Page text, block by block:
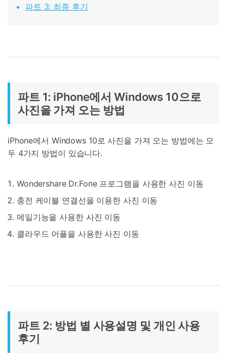
파트 3: 최종 후기
파트 1: iPhone에서 Windows 10으로
사진을 가져 오는 방법
iPhone에서 Windows 10로 사진을 가져 오는 방법에는 모
두 4가지 방법이 있습니다.
Wondershare Dr.Fone 프로그램을 사용한 사진 이동
충전 케이블 연결선을 이용한 사진 이동
메일기능을 사용한 사진 이동
클라우드 어플을 사용한 사진 이동
파트 2: 방법 별 사용설명 및 개인 사용
후기